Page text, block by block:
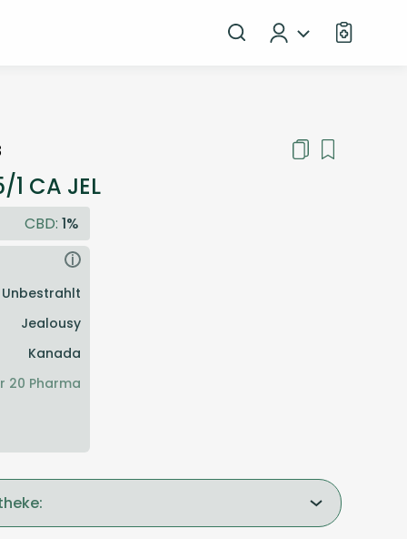
CA JEL
CBD: 1%
i
Unbestrahlt
Jealousy
Kanada
20 Pharma